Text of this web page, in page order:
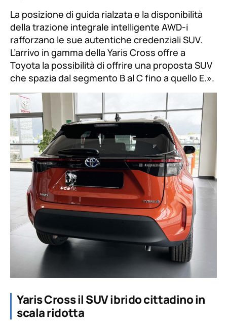
La posizione di guida rialzata e la disponibilità
della trazione integrale intelligente AWD-i
rafforzano le sue autentiche credenziali SUV.
L’arrivo in gamma della Yaris Cross offre a
Toyota la possibilità di offrire una proposta SUV
che spazia dal segmento B al C fino a quello E.».
Yaris Cross il SUV ibrido cittadino in
scala ridotta